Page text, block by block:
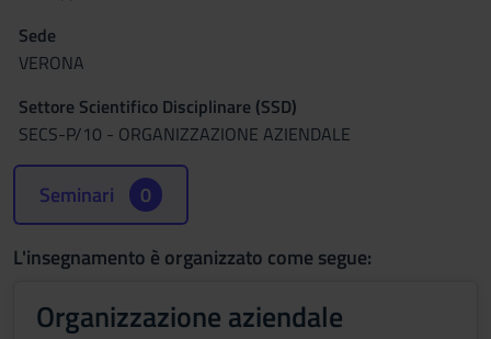
Sede
VERONA
Settore Scientifico Disciplinare (SSD)
SECS-P/10 - ORGANIZZAZIONE AZIENDALE
Seminari 0
L'insegnamento è organizzato come segue:
Organizzazione aziendale